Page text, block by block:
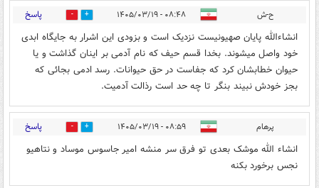
ح-ش ۰۸:۴۸ - ۱۴۰۵/۰۳/۱۹ 3 پاسخ
انشاءالله پایان صهیونیست نزدیک است و بزودی این اشرار به جایگاه ابدی
خود واصل میشوند. بخدا قسم حیف که نام آدمی بر اینان گذاشت و یا
حیوان خطابشان کرد که جفاست در حق حیوانات. رسد ادمی بجائی که
بجز خودش نبیند بنگر تا چه حد است رذالت آدمیت.
پرهام ۰۸:۵۹ - ۱۴۰۵/۰۳/۱۹ 0 پاسخ
انشاء الله موشک بعدی تو فرق سر منشه امیر جاسوس موساد و نتاهیو
نجس برخورد بکنه